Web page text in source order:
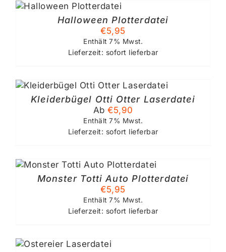
Halloween Plotterdatei
€5,95
Enthält 7% Mwst.
Lieferzeit: sofort lieferbar
Kleiderbügel Otti Otter Laserdatei
Ab €5,90
Enthält 7% Mwst.
Lieferzeit: sofort lieferbar
Monster Totti Auto Plotterdatei
€5,95
Enthält 7% Mwst.
Lieferzeit: sofort lieferbar